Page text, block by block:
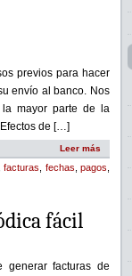
previos para hacer
envío al banco. Nos
mayor parte de la
de […]
Leer más
,facturas fechas ,pagos
fácil
generar facturas de